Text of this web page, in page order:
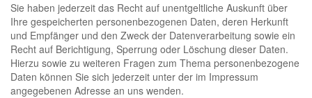
Sie haben jederzeit das Recht auf unentgeltliche Auskunft über
Ihre gespeicherten personenbezogenen Daten, deren Herkunft
und Empfänger und den Zweck der Datenverarbeitung sowie ein
Recht auf Berichtigung, Sperrung oder Löschung dieser Daten.
Hierzu sowie zu weiteren Fragen zum Thema personenbezogene
Daten können Sie sich jederzeit unter der im Impressum
angegebenen Adresse an uns wenden.